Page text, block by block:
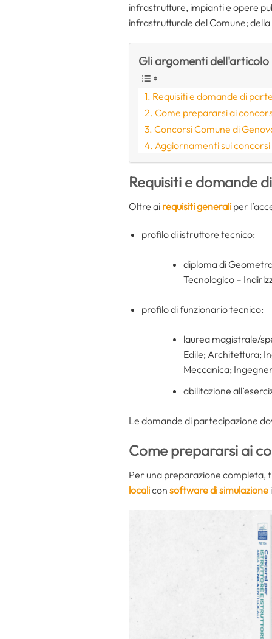
infrastrutture, impianti e opere
infrastrutturale del Comune;
Gli argomenti dell'articolo
Requisiti e domande di
Come prepararsi ai
Concorsi Comune di
Aggiornamenti sui concorsi
Requisiti e domande
Oltre ai requisiti generali per
profilo di istruttore tecnico:
diploma di
Tecnologico –
profilo di funzionario tecnico:
laurea magistrale/
Edile; Architettura;
Meccanica;
abilitazione
Le domande di partecipazione
Come prepararsi ai
Per una preparazione completa,
localicon software di simulazione